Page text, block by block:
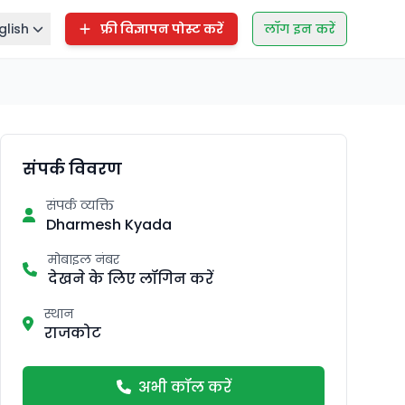
फ्री विज्ञापन पोस्ट करें लॉग इन करें
संपर्क विवरण
संपर्क व्यक्ति
Dharmesh Kyada
मोबाइल नंबर
देखने के लिए लॉगिन करें
स्थान
राजकोट
अभी कॉल करें